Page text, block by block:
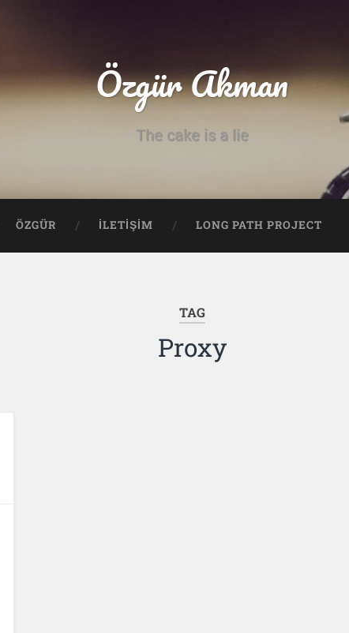
Özgür Akman
The cake is a lie
ÖZGÜR İLETİŞİM LONG PATH PROJECT
TAG
Proxy